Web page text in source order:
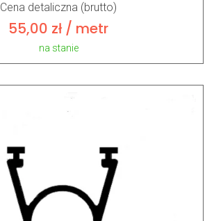
Cena detaliczna (brutto)
55,00 zł / metr
na stanie